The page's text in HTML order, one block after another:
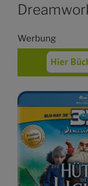
Werbung